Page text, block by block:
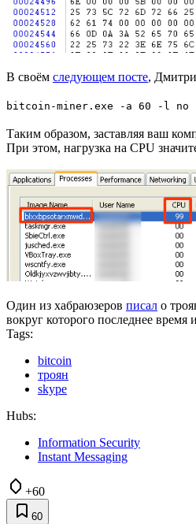
В своём следующем посте,
bitcoin-miner.exe -a 60 -l no -o
Таким образом, заставляя ваш
При этом, нагрузка на CPU
Один из хабраюзеров писал о
вокруг которого последнее время
Tags:
bitcoin
троян
skype
Hubs:
Information Security
Instant Messaging
+60
60